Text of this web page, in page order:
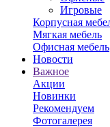
Игровые
Корпусная
Мягкая мебель
Офисная мебель
Новости
Важное
Акции
Новинки
Рекомендуем
Фотогалерея